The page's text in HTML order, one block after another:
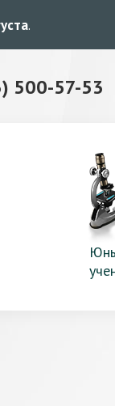
.
500-57-53